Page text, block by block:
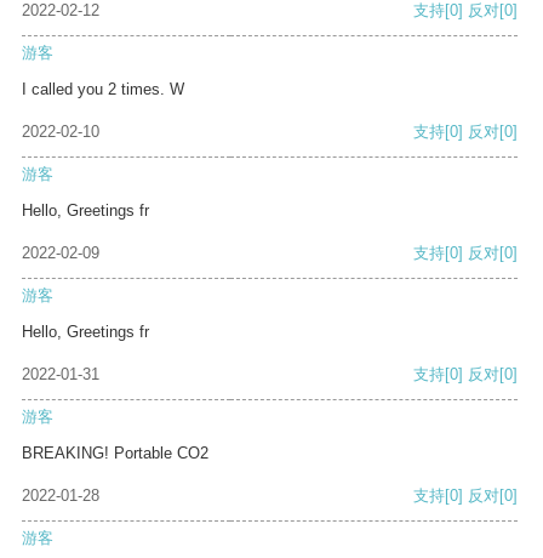
2022-02-12 支持[0] 反对[0]
游客
I called you 2 times. W
2022-02-10 支持[0] 反对[0]
游客
Hello, Greetings fr
2022-02-09 支持[0] 反对[0]
游客
Hello, Greetings fr
2022-01-31 支持[0] 反对[0]
游客
BREAKING! Portable CO2
2022-01-28 支持[0] 反对[0]
游客